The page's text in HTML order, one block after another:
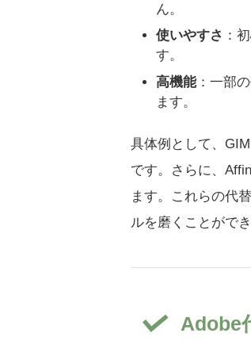
ん。
使いやすさ ：
す。
高機能：一部
ます。
具体例として、
です。さらに、
ます。これらの代
ルを磨くことができ
Adobe